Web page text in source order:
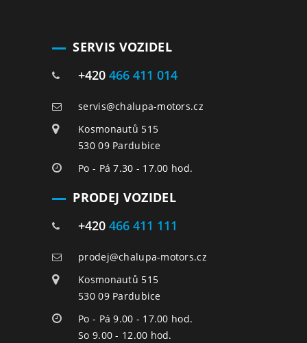
SERVIS VOZIDEL
+420 466 411 014
servis@chalupa-motors.cz
Kosmonautů 515
530 09 Pardubice
Po - Pá 7.30 - 17.00 hod.
PRODEJ VOZIDEL
+420 466 411 111
prodej@chalupa-motors.cz
Kosmonautů 515
530 09 Pardubice
Po - Pá 9.00 - 17.00 hod.
So 9.00 - 12.00 hod.